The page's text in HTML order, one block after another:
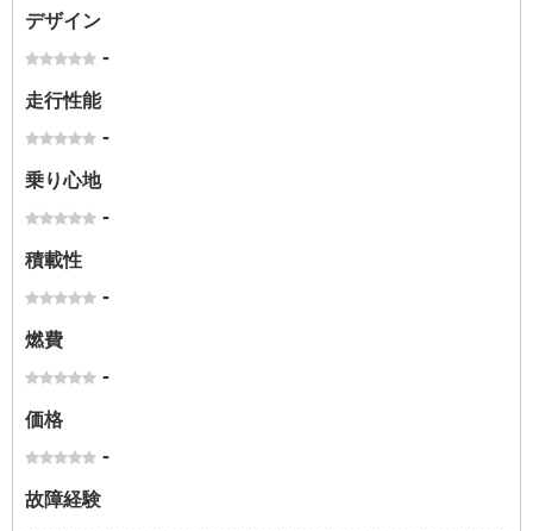
デザイン
-
走行性能
-
乗り心地
-
積載性
-
燃費
-
価格
-
故障経験